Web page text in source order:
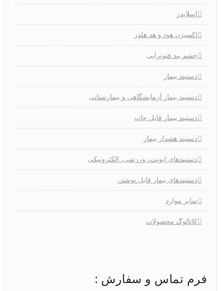
اسلایدر
اکسیژن هود و هد هلدر
چشم بند فتوتراپی
دستبند بیمار
دستبند بیمار آزمایشگاهی و بیمارستانی
دستبند بیمار قابل چاپ
دستبند هشدار بیمار
دستبندهای ایونت، ورزشی، الکترونیکی
دستبندهای بیمار قابل نوشتن
سایر موارد
کاتالوگ محصولات
فرم تماس و سفارش :